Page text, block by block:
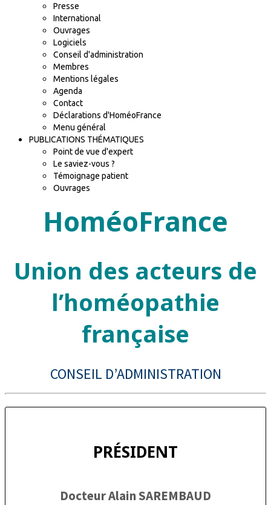
Presse
International
Ouvrages
Logiciels
Conseil d'administration
Membres
Mentions légales
Agenda
Contact
Déclarations d'HoméoFrance
Menu général
PUBLICATIONS THÉMATIQUES
Point de vue d'expert
Le saviez-vous ?
Témoignage patient
Ouvrages
HoméoFrance
Union des acteurs de
l’homéopathie
française
CONSEIL D’ADMINISTRATION
PRÉSIDENT
Docteur Alain SAREMBAUD